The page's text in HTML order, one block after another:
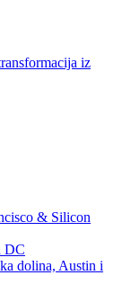
iz
& Silicon
DC
dolina, Austin i